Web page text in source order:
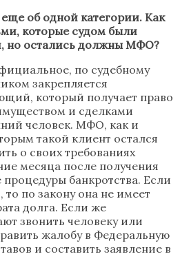
об одной категории. Как
которые судом были
но остались должны МФО?
по судебному
закрепляется
который получает право
и сделками
человек. МФО, как и
такой клиент остался
о своих требованиях
месяца после получения
банкротства. Если
по закону она не имеет
долга. Если же
звонить человеку или
жалобу в Федеральную
и составить заявление в